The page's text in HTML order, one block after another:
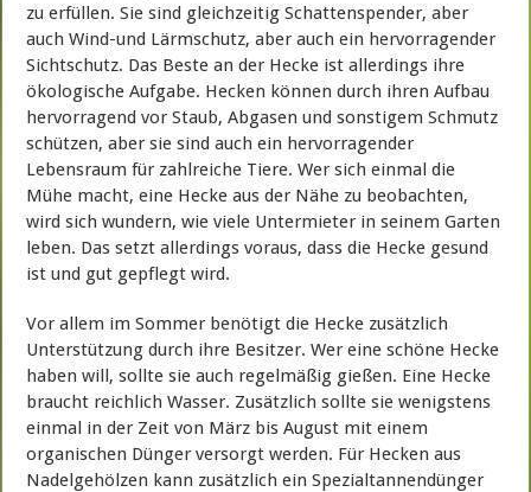
zu erfüllen. Sie sind gleichzeitig Schattenspender, aber
auch Wind-und Lärmschutz, aber auch ein hervorragender
Sichtschutz. Das Beste an der Hecke ist allerdings ihre
ökologische Aufgabe. Hecken können durch ihren Aufbau
hervorragend vor Staub, Abgasen und sonstigem Schmutz
schützen, aber sie sind auch ein hervorragender
Lebensraum für zahlreiche Tiere. Wer sich einmal die
Mühe macht, eine Hecke aus der Nähe zu beobachten,
wird sich wundern, wie viele Untermieter in seinem Garten
leben. Das setzt allerdings voraus, dass die Hecke gesund
ist und gut gepflegt wird.
Vor allem im Sommer benötigt die Hecke zusätzlich
Unterstützung durch ihre Besitzer. Wer eine schöne Hecke
haben will, sollte sie auch regelmäßig gießen. Eine Hecke
braucht reichlich Wasser. Zusätzlich sollte sie wenigstens
einmal in der Zeit von März bis August mit einem
organischen Dünger versorgt werden. Für Hecken aus
Nadelgehölzen kann zusätzlich ein Spezialtannendünger